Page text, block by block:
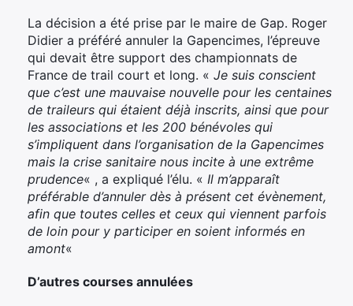
La décision a été prise par le maire de Gap. Roger
Didier a préféré annuler la Gapencimes, l’épreuve
qui devait être support des championnats de
France de trail court et long. « Je suis conscient
que c’est une mauvaise nouvelle pour les centaines
de traileurs qui étaient déjà inscrits, ainsi que pour
les associations et les 200 bénévoles qui
s’impliquent dans l’organisation de la Gapencimes
mais la crise sanitaire nous incite à une extrême
prudence« , a expliqué l’élu. « Il m’apparaît
préférable d’annuler dès à présent cet évènement,
afin que toutes celles et ceux qui viennent parfois
de loin pour y participer en soient informés en
amont«
D’autres courses annulées